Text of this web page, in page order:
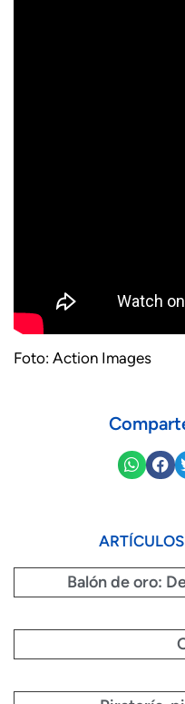
Foto: Action Images
Balón de oro: